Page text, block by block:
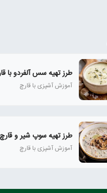
طرز تهیه سس آلفردو با
آموزش آشپزی با قارچ
طرز تهیه سوپ شیر و قارچ؛ ۵ مدل خوشمزه و
آموزش آشپزی با قارچ